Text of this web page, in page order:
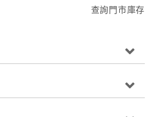
查詢門市庫存